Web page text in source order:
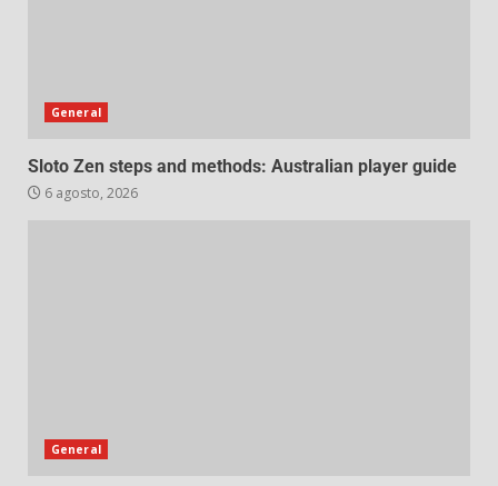
General
Sloto Zen steps and methods: Australian player guide
6 agosto, 2026
General